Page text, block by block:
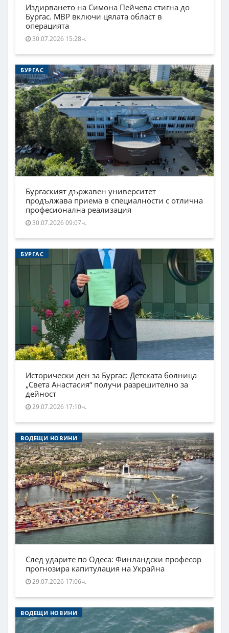
Издирването на Симона Пейчева стигна до
Бургас. МВР включи цялата област в
операцията
30.07.2026 15:28ч.
БУРГАС
Бургаският държавен университет
продължава приема в специалности с отлична
професионална реализация
30.07.2026 09:07ч.
БУРГАС
Исторически ден за Бургас: Детската болница
„Света Анастасия“ получи разрешително за
дейност
29.07.2026 17:10ч.
ВОДЕЩИ НОВИНИ
След ударите по Одеса: Финландски професор
прогнозира капитулация на Украйна
29.07.2026 17:06ч.
ВОДЕЩИ НОВИНИ